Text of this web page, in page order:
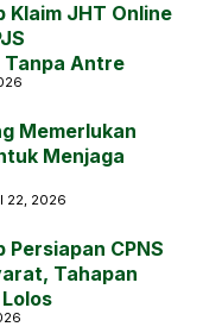
Klaim JHT Online
Tanpa Antre
Memerlukan
Menjaga
22, 2026
Persiapan CPNS
Tahapan